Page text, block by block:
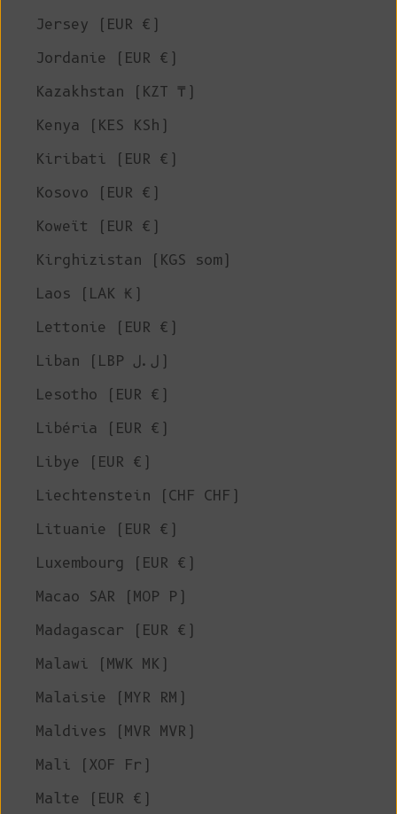
Jersey (EUR €)
Jordanie (EUR €)
Kazakhstan (KZT ₸)
Kenya (KES KSh)
Kiribati (EUR €)
Kosovo (EUR €)
Koweït (EUR €)
Kirghizistan (KGS som)
Laos (LAK ₭)
Lettonie (EUR €)
Liban (LBP ل.ل)
Lesotho (EUR €)
Libéria (EUR €)
Libye (EUR €)
Liechtenstein (CHF CHF)
Lituanie (EUR €)
Luxembourg (EUR €)
Macao SAR (MOP P)
Madagascar (EUR €)
Malawi (MWK MK)
Malaisie (MYR RM)
Maldives (MVR MVR)
Mali (XOF Fr)
Malte (EUR €)